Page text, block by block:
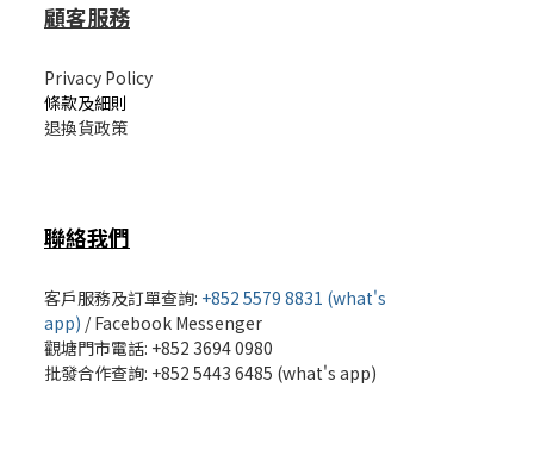
顧客服務
Privacy Policy
條款及細則
退換貨政策
聯絡我們
客戶服務及訂單查詢: +852 5579 8831 (what's
app) /Facebook Messenger
觀塘門市電話: +852 3694 0980
批發合作查詢: +852 5443 6485 (what's app)